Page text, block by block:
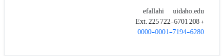
efallahi
uidaho.edu
+ 208 722-6701 Ext. 225
0000-0001-7194-6280